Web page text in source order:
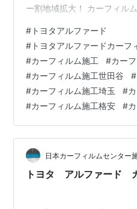
ー割地域拡大！ カーフィル
フィルム格安施工 ナンバー
ご覧下さい。http://
グ・ガラスコーティング格安
ボディコーティング・ガラス
ャンペーン中！！ボディコ
# トヨタアルファード
# トヨタアルファードカーフ
#カーフィルム施工 #カー
#カーフィルム施工世田谷 #
#カーフィルム施工埼玉 #
#カーフィルム施工格安 #
日本カーフィルムセンター
トヨタ アルファード